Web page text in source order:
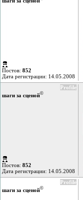
Постов: 852
Дата регистрации: 14.05.2008
Profile
шаги за сценой©
Постов: 852
Дата регистрации: 14.05.2008
Profile
шаги за сценой©